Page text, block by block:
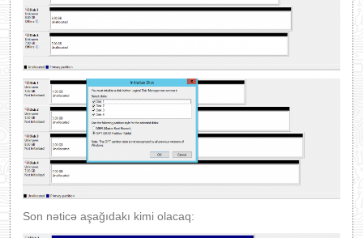
Son nəticə aşağıdakı kimi olacaq: